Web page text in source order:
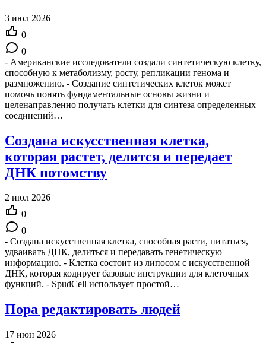
3 июл 2026
0
0
- Американские исследователи создали синтетическую клетку,
способную к метаболизму, росту, репликации генома и
размножению. - Создание синтетических клеток может
помочь понять фундаментальные основы жизни и
целенаправленно получать клетки для синтеза определенных
соединений…
Создана искусственная клетка,
которая растет, делится и передает
ДНК потомству
2 июл 2026
0
0
- Создана искусственная клетка, способная расти, питаться,
удваивать ДНК, делиться и передавать генетическую
информацию. - Клетка состоит из липосом с искусственной
ДНК, которая кодирует базовые инструкции для клеточных
функций. - SpudCell использует простой…
Пора редактировать людей
17 июн 2026